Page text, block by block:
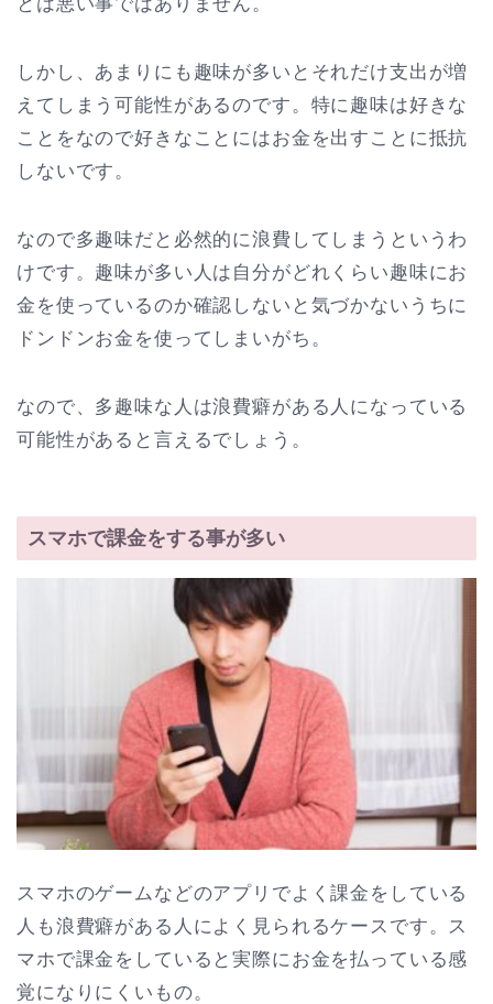
しかし、あまりにも趣味が多いとそれだけ支出が増
えてしまう可能性があるのです。特に趣味は好きな
ことをなので好きなことにはお金を出すことに抵抗
しないです。
なので多趣味だと必然的に浪費してしまうというわ
けです。趣味が多い人は自分がどれくらい趣味にお
金を使っているのか確認しないと気づかないうちに
ドンドンお金を使ってしまいがち。
なので、多趣味な人は浪費癖がある人になっている
可能性があると言えるでしょう。
スマホで課金をする事が多い
スマホのゲームなどのアプリでよく課金をしている
人も浪費癖がある人によく見られるケースです。ス
マホで課金をしていると実際にお金を払っている感
覚になりにくいもの。